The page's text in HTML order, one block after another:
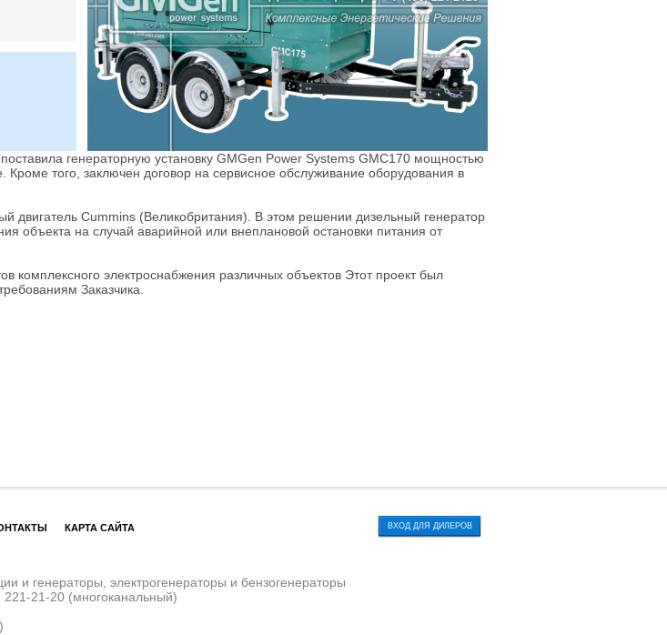
генераторную установку GMGen Power Systems GMС170 мощностью
того, заключен договор на сервисное обслуживание оборудования в
двигатель Cummins (Великобритания). В этом решении дизельный генератор
объекта на случай аварийной или внеплановой остановки питания от
комплексного электроснабжения различных объектов Этот проект был
Заказчика.
КАРТА САЙТА ВХОД ДЛЯ ДИЛЕРОВ
генераторы, электрогенераторы и бензогенераторы
221-21-20 (многоканальный)